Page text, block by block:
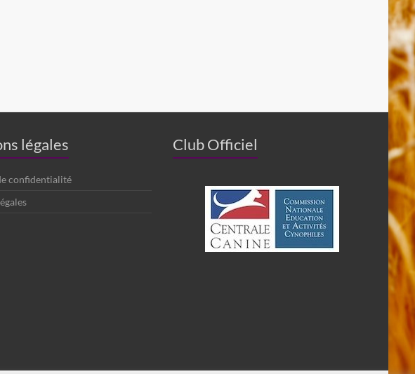
légales
confidentialité
Club Officiel